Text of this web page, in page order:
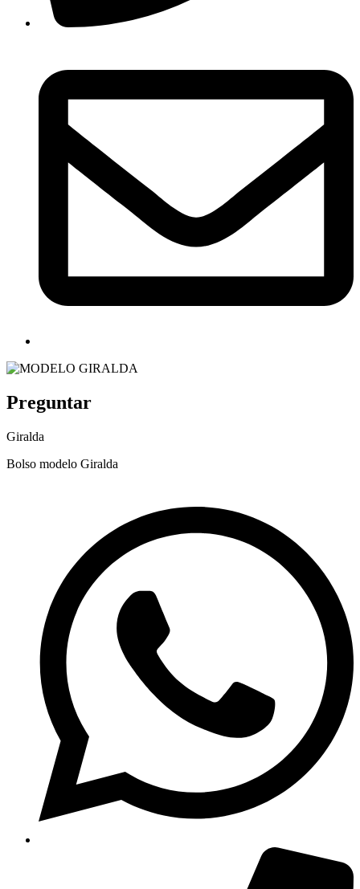
Preguntar
Giralda
Bolso modelo Giralda